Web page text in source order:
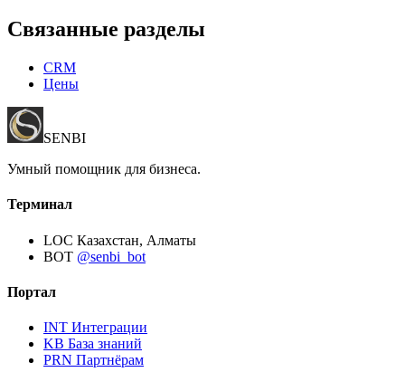
Связанные разделы
CRM
Цены
SENBI
Умный помощник для бизнеса.
Терминал
LOC Казахстан, Алматы
BOT @senbi_bot
Портал
INT Интеграции
KB База знаний
PRN Партнёрам